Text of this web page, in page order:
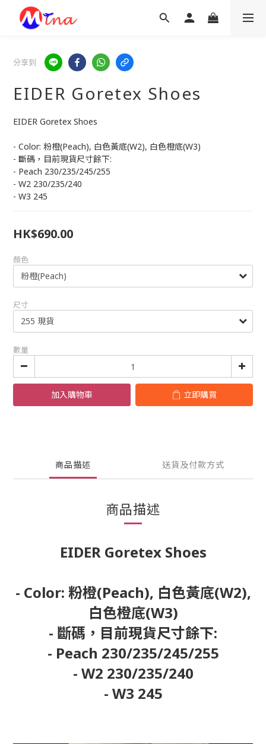
分享到
EIDER Goretex Shoes
EIDER Goretex Shoes
- Color: 粉橙(Peach), 白色黃底(W2), 白色橙底(W3)
- 斷碼，目前現貨尺寸餘下:
- Peach 230/235/245/255
- W2 230/235/240
- W3 245
HK$690.00
顏色
尺寸
數量
加入購物車 立即購買
商品描述 送貨及付款方式
商品描述
EIDER Goretex Shoes
- Color: 粉橙(Peach), 白色黃底(W2),
白色橙底(W3)
- 斷碼，目前現貨尺寸餘下:
- Peach 230/235/245/255
- W2 230/235/240
- W3 245